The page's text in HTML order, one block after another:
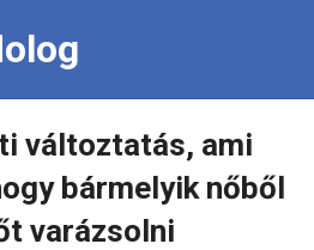
változtatás, ami
bármelyik nőből
varázsolni